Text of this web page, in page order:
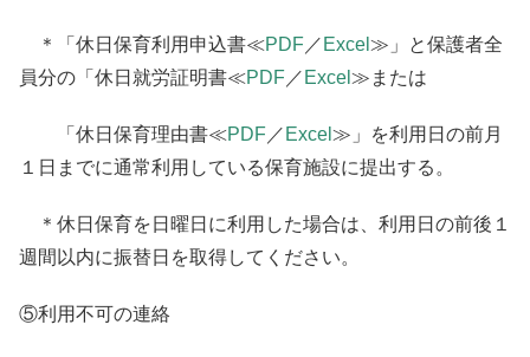
＊「休日保育利用申込書≪PDF ／ Excel ≫」と保護者全
員分の「休日就労証明書≪PDF ／ Excel ≫または
「休日保育理由書≪PDF ／ Excel ≫」を利用日の前月
１日までに通常利用している保育施設に提出する。
＊休日保育を日曜日に利用した場合は、利用日の前後１
週間以内に振替日を取得してください。
⑤利用不可の連絡